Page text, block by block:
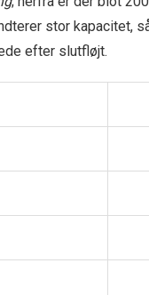
stor kapacitet,
efter slutfløjt.